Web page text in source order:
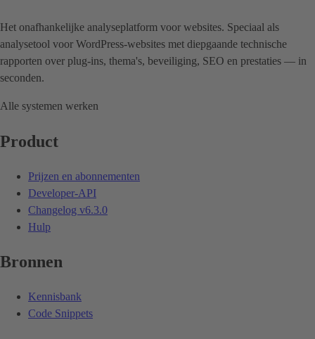
Het onafhankelijke analyseplatform voor websites. Speciaal als
analysetool voor WordPress-websites met diepgaande technische
rapporten over plug-ins, thema's, beveiliging, SEO en prestaties — in
seconden.
Alle systemen werken
Product
Prijzen en abonnementen
Developer-API
Changelog v6.3.0
Hulp
Bronnen
Kennisbank
Code Snippets